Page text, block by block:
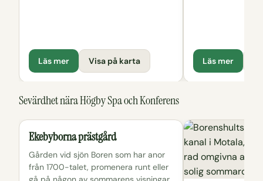
Läs mer Visa på karta Läs mer
Sevärdhet nära Högby Spa och Konferens
Ekebyborna prästgård
Gården vid sjön Boren som har anor
från 1700-talet, promenera runt eller